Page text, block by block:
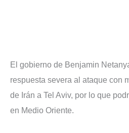
El gobierno de Benjamin
respuesta severa al ataque con
de Irán a Tel Aviv, por lo que
en Medio Oriente.